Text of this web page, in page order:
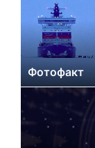
Фотофакт